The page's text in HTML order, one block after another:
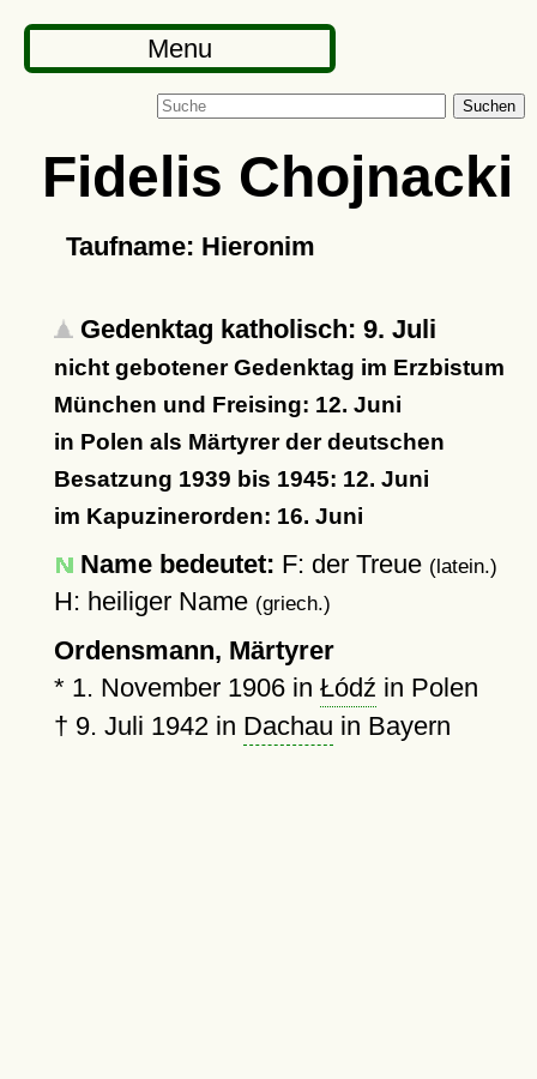
Menu
Suchen
Fidelis Chojnacki
Taufname: Hieronim
Gedenktag katholisch: 9. Juli
nicht gebotener Gedenktag im Erzbistum
München und Freising: 12. Juni
in Polen als Märtyrer der deutschen
Besatzung 1939 bis 1945: 12. Juni
im Kapuzinerorden: 16. Juni
Name bedeutet: F: der Treue (latein.)
H: heiliger Name (griech.)
Ordensmann, Märtyrer
* 1. November 1906in Łódź in Polen
† 9. Juli 1942in Dachau in Bayern